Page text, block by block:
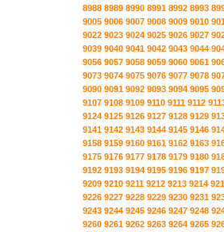
8988 8989 8990 8991 8992 8993
9005 9006 9007 9008 9009 9010
9022 9023 9024 9025 9026 9027
9039 9040 9041 9042 9043 9044
9056 9057 9058 9059 9060 9061
9073 9074 9075 9076 9077 9078
9090 9091 9092 9093 9094 9095
9107 9108 9109 9110 9111 9112
9124 9125 9126 9127 9128 9129
9141 9142 9143 9144 9145 9146
9158 9159 9160 9161 9162 9163
9175 9176 9177 9178 9179 9180
9192 9193 9194 9195 9196 9197
9209 9210 9211 9212 9213 9214
9226 9227 9228 9229 9230 9231
9243 9244 9245 9246 9247 9248
9260 9261 9262 9263 9264 9265